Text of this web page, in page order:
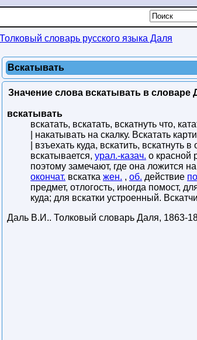
Толковый словарь русского языка Даля
Вскатывать
Значение слова вскатывать в словаре
вскатывать
вскатать, вскатать, вскатнуть что,
| накатывать на скалку. Вскатать
| взъехать куда, вскатить, вскатнуть
вскатывается, урал.-казач. о красной
поэтому замечают, где она ложится
окончат. вскатка жен. , об. действие
предмет, отлогость, иногда помост,
куда; для вскатки устроенный.
Даль В.И.. Толковый словарь Даля, 1863-